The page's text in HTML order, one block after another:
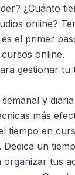
¿Cuánto
online?
el primer
online.
gestionar
y diaria
más
tiempo en
Dedica un
organizar tus